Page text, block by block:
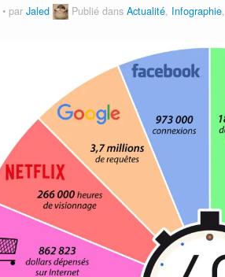
par Jaled Publié dans Actualité, Infographie,